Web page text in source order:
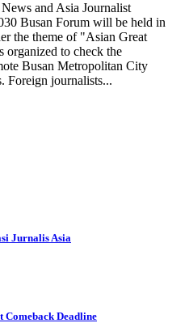
and Asia Journalist
Busan Forum will be held in
the theme of "Asian Great
organized to check the
Busan Metropolitan City
Foreign journalists...
Jurnalis Asia
Deadline